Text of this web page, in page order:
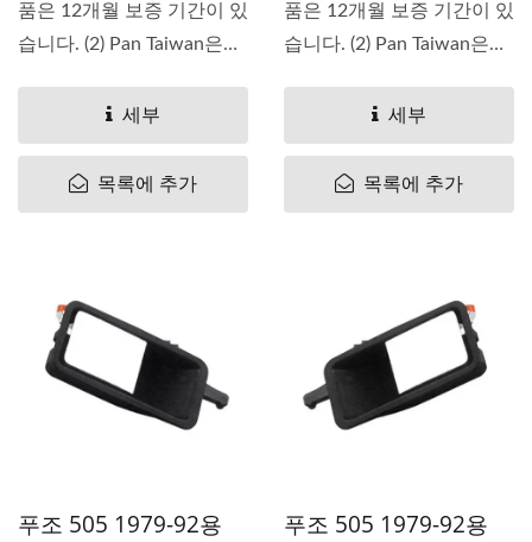
품은 12개월 보증 기간이 있
습니다. (2) Pan Taiwan은
세부
목록에 추가
품은 12개월 보증 기간이 있
습니다. (2) Pan Taiwan은
세부
목록에 추가
푸조 505 1979-92용
푸조 505 1979-92용